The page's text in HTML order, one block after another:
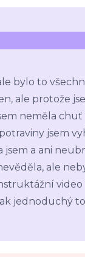
bylo to
ale protože
neměla
jsem
a ani
ale
jednoduchý